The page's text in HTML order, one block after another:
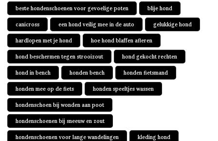
beste hondenschoenen voor gevoelige poten blije hond
canicross een hond veilig mee in de auto gelukkige hond
hardlopen met je hond hoe hond blaffen afleren
hond beschermen tegen strooizout hond gekocht rechten
hond in bench honden bench honden fietsmand
honden mee op de fiets honden speeltjes wassen
hondenschoen bij wonden aan poot
hondenschoenen bij sneeuw en zout
hondenschoenen voor lange wandelingen kleding hond